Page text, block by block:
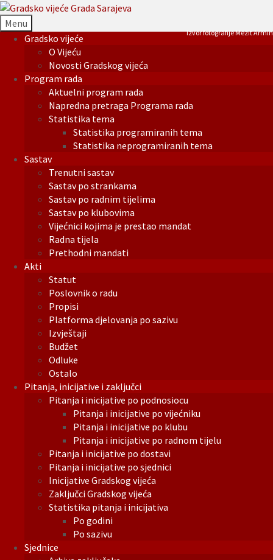
Menu
Gradsko vijeće
O Vijeću
Novosti Gradskog vijeća
Program rada
Aktuelni program rada
Napredna pretraga Programa rada
Statistika tema
Statistika programiranih tema
Statistika neprogramiranih tema
Sastav
Trenutni sastav
Sastav po strankama
Sastav po radnim tijelima
Sastav po klubovima
Vijećnici kojima je prestao mandat
Radna tijela
Prethodni mandati
Akti
Statut
Poslovnik o radu
Propisi
Platforma djelovanja po sazivu
Izvještaji
Budžet
Odluke
Ostalo
Pitanja, inicijative i zaključci
Pitanja i inicijative po podnosiocu
Pitanja i inicijative po vijećniku
Pitanja i inicijative po klubu
Pitanja i inicijative po radnom tijelu
Pitanja i inicijative po dostavi
Pitanja i inicijative po sjednici
Inicijative Gradskog vijeća
Zaključci Gradskog vijeća
Statistika pitanja i inicijativa
Po godini
Po sazivu
Sjednice
Izvor fotografije Mezit Armin